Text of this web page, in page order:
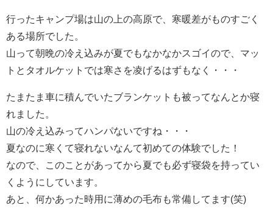
行ったキャンプ場は山の上の高原で、寒暖差がものすごく
ある場所でした。
山って朝晩の冷え込みが夏でもなかなかスゴイので、マッ
トとタオルケットでは寒さを凌げるはずもなく・・・
たまたま車に積んでいたブランケットも被ってなんとか寝
れました。
山の冷え込みってハンパないですね・・・
夏なのに寒くて寝れないなんて初めての体験でした！
なので、このことがあってから夏でも必ず寝袋を持ってい
くようにしています。
あと、何かあった時用に薄めの毛布も常備してます(笑)